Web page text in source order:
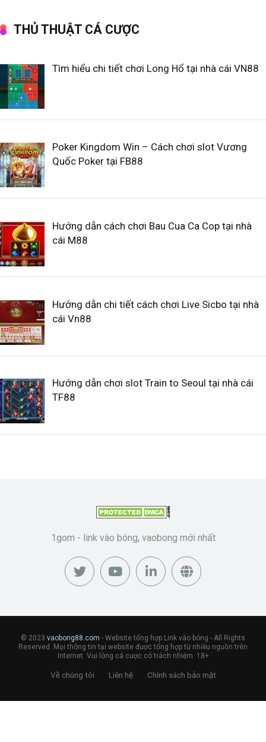
THỦ THUẬT CÁ CƯỢC
Tìm hiểu chi tiết chơi Long Hổ tại nhà cái VN88
Poker Kingdom Win – Cách chơi slot Vương
Quốc Poker tại FB88
Hướng dẫn cách chơi Bau Cua Ca Cop tại nhà
cái M88
Hướng dẫn chi tiết cách chơi Live Sicbo tại nhà
cái Vn88
Hướng dẫn chơi slot Train to Seoul tại nhà cái
TF88
1gom - link vào bóng, vaobong mới nhất
© 2023 vaobong88.com - Website tổng hợp Link vào bóng - All Rights
Reserved. Mọi thông tin tại website được tổng hợp từ nhiều nguồn trên
Internet. Vui lòng cá cược có trách nhiệm. 18+
Về chúng tôi Liên hệ Chính sách bảo mật